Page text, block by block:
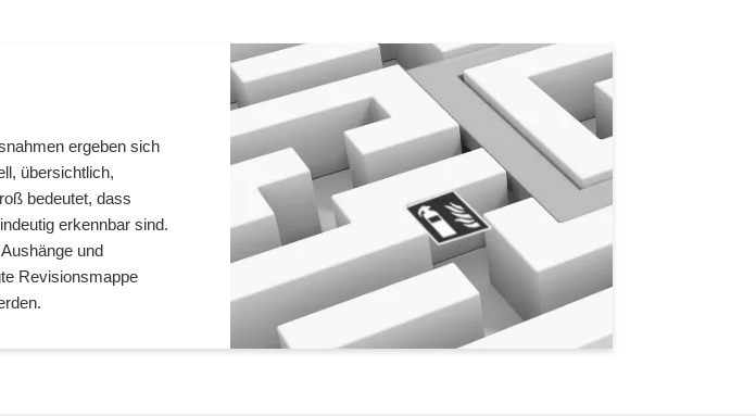
ergeben sich
übersichtlich,
bedeutet, dass
erkennbar sind.
und
Revisionsmappe